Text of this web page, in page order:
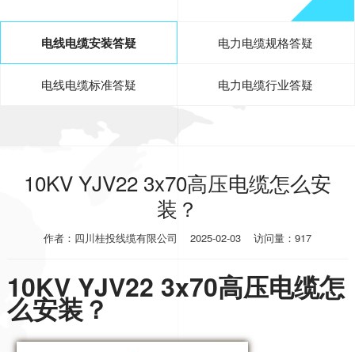
电线电缆安装答疑 电力电缆规格答疑
电线电缆标准答疑 电力电缆行业答疑
10KV YJV22 3x70高压电缆怎么安
装？
作者：四川桂投线缆有限公司 2025-02-03 访问量：917
10KV YJV22 3x70高压电缆怎
么安装？